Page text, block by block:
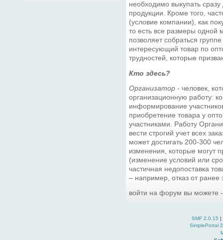
необходимо выкупать
продукции. Кроме того,
(условие компании), как
то есть все размеры одной
позволяет собраться
интересующий товар по
трудностей, которые
Кто здесь?
Организатор - человек,
организационную работу:
информирование
приобретение товара у
участниками. Работу
вести строгий учет всех
может достигать 200-300
изменения, которые могут
(изменение условий или
частичная недопоставка
– например, отказ от ранее
войти на форум вы можете
SMF 2.0.15 |
SimplePortal